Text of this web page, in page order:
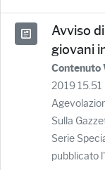
Avviso
giovani
Contenuto
2019 15.51
Sulla
Serie
pubblicato